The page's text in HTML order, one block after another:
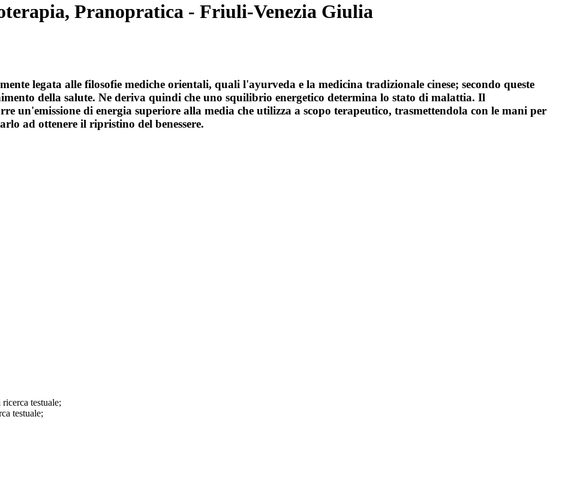
Pranopratica - Friuli-Venezia Giulia
legata alle filosofie mediche orientali, quali l'ayurveda e la medicina tradizionale cinese; secondo queste
della salute. Ne deriva quindi che uno squilibrio energetico determina lo stato di malattia. Il
un'emissione di energia superiore alla media che utilizza a scopo terapeutico, trasmettendola con le mani per
ad ottenere il ripristino del benessere.
testuale;
testuale;